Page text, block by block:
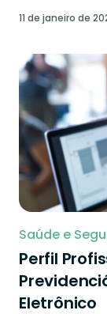
11 de janeiro de
Saúde e
Perfil
Eletrônico